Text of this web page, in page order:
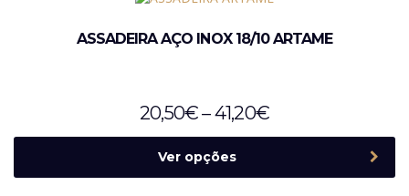
ASSADEIRA AÇO INOX 18/10 ARTAME
20,50€–41,20€
Ver opções